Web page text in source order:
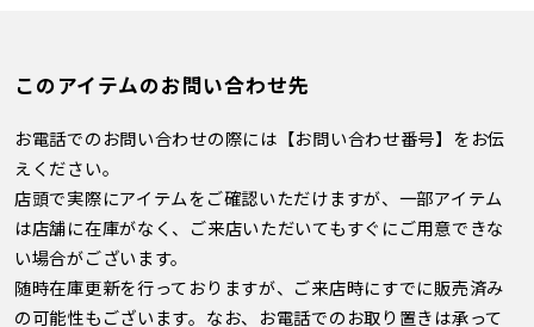
このアイテムのお問い合わせ先
お電話でのお問い合わせの際には【お問い合わせ番号】をお伝
えください。
店頭で実際にアイテムをご確認いただけますが、一部アイテム
は店舗に在庫がなく、ご来店いただいてもすぐにご用意できな
い場合がございます。
随時在庫更新を行っておりますが、ご来店時にすでに販売済み
の可能性もございます。なお、お電話でのお取り置きは承って